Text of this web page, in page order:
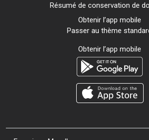
Résumé de conservation de
Obtenir l’app mobile
Passer au thème
Obtenir l’app mobile